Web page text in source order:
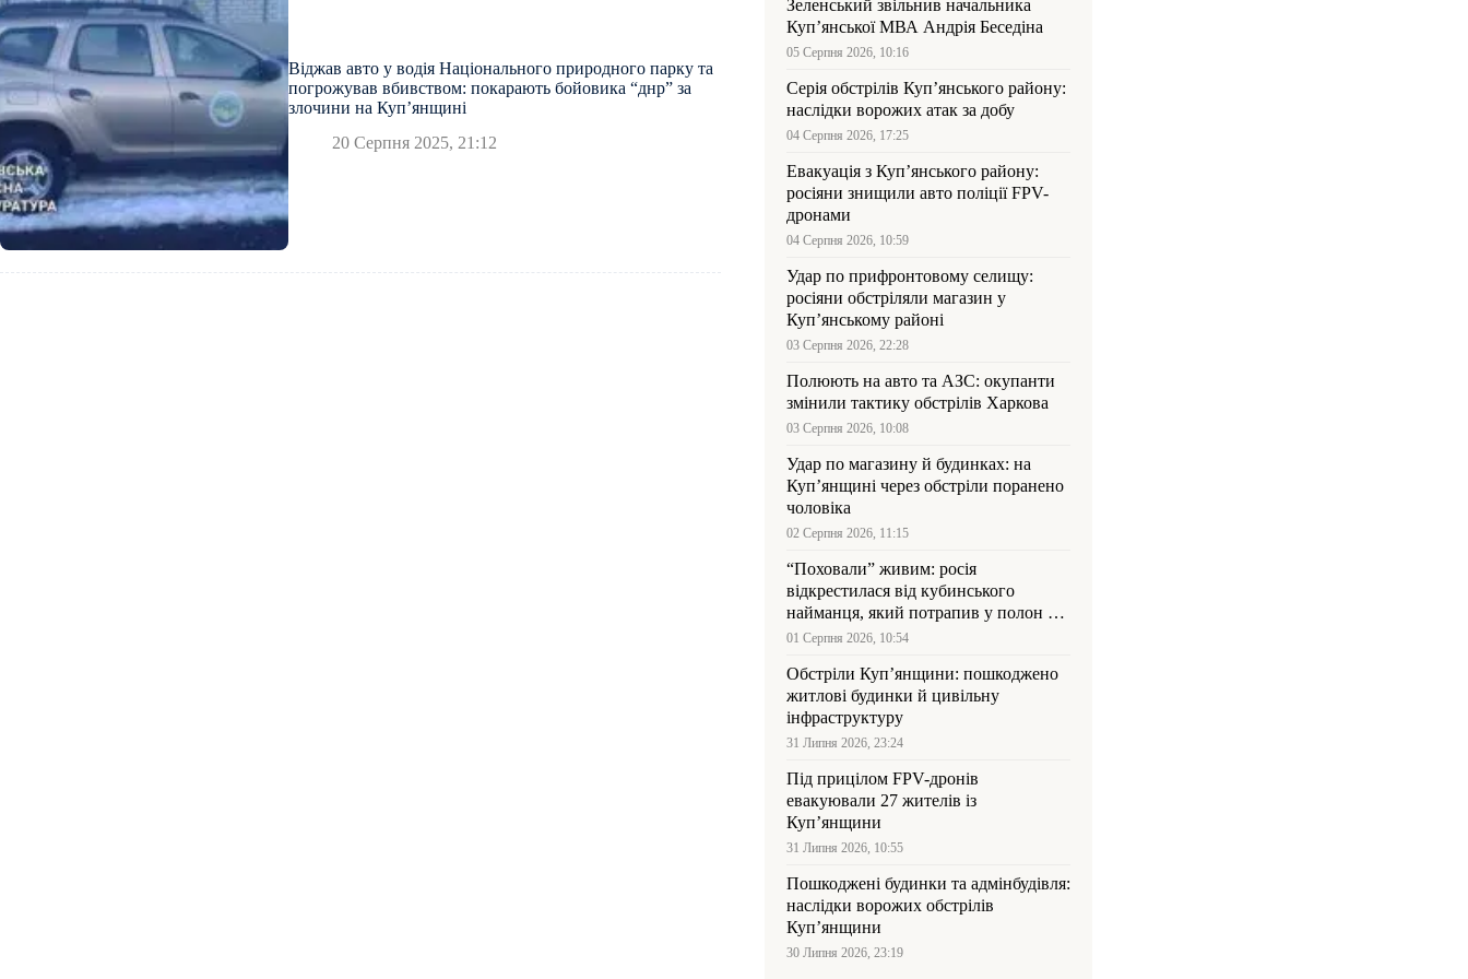
Віджав авто у водія Національного природного парку та
погрожував вбивством: покарають бойовика “днр” за
злочини на Куп’янщині
20 Серпня 2025, 21:12
Зеленський звільнив начальника
Купʼянської МВА Андрія Беседіна
05 Серпня 2026, 10:16
Серія обстрілів Куп’янського району:
наслідки ворожих атак за добу
04 Серпня 2026, 17:25
Евакуація з Куп’янського району:
росіяни знищили авто поліції FPV-
дронами
04 Серпня 2026, 10:59
Удар по прифронтовому селищу:
росіяни обстріляли магазин у
Куп’янському районі
03 Серпня 2026, 22:28
Полюють на авто та АЗС: окупанти
змінили тактику обстрілів Харкова
03 Серпня 2026, 10:08
Удар по магазину й будинках: на
Куп’янщині через обстріли поранено
чоловіка
02 Серпня 2026, 11:15
“Поховали” живим: росія
відкрестилася від кубинського
найманця, який потрапив у полон на
Куп’янщині
01 Серпня 2026, 10:54
Обстріли Куп’янщини: пошкоджено
житлові будинки й цивільну
інфраструктуру
31 Липня 2026, 23:24
Під прицілом FPV-дронів
евакуювали 27 жителів із
Куп’янщини
31 Липня 2026, 10:55
Пошкоджені будинки та адмінбудівля:
наслідки ворожих обстрілів
Куп’янщини
30 Липня 2026, 23:19